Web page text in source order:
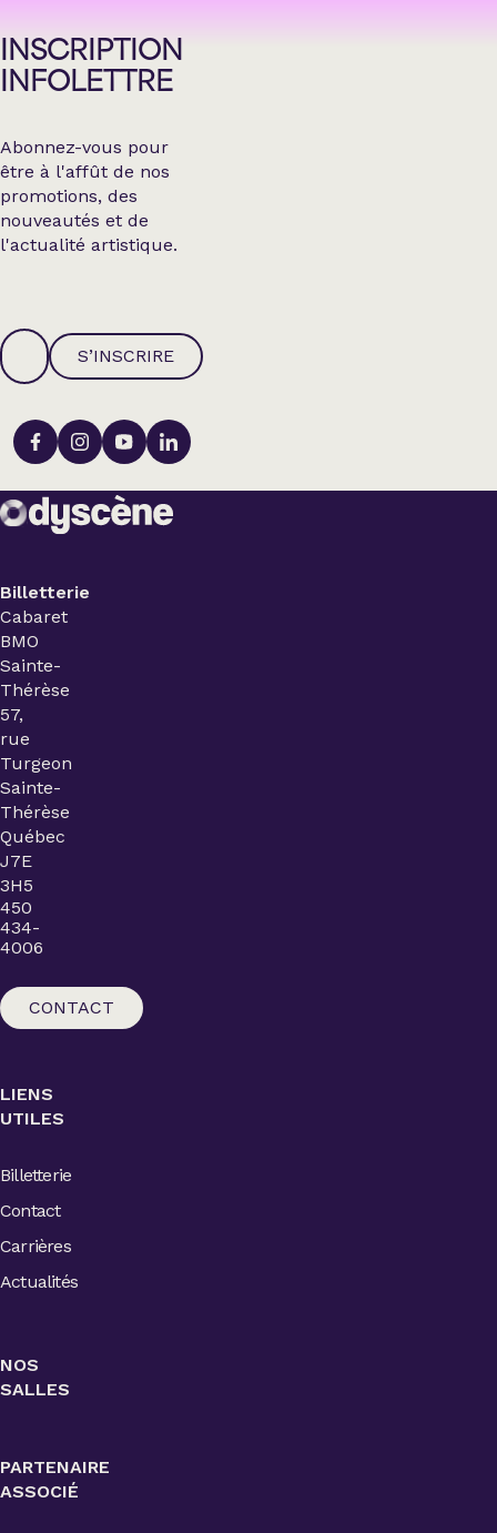
INSCRIPTION
INFOLETTRE
Abonnez-vous pour
être à l'affût de nos
promotions, des
nouveautés et de
l'actualité artistique.
S’INSCRIRE
Billetterie
Cabaret
BMO
Sainte-
Thérèse
57,
rue
Turgeon
Sainte-
Thérèse
Québec
J7E
3H5
450
434-
4006
CONTACT
LIENS
UTILES
Billetterie
Contact
Carrières
Actualités
NOS
SALLES
PARTENAIRE
ASSOCIÉ